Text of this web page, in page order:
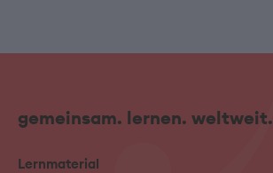
gemeinsam. lernen. weltweit.
Lernmaterial